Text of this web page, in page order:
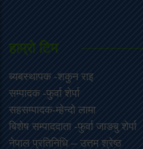
हाम्राे टिम
ब्यबस्थापक -शकुन राइ
सम्पादक -फुर्वा शेर्पा
सहसम्पादक-म्हेन्दो लामा
‍बिशेष सम्पाददाता -फुर्वा जा‌ङबु शेर्पा
नेपाल प्रतिनिधि – उत्तम श्रेष्ठ